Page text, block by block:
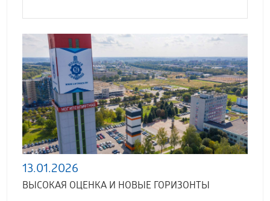
13.01.2026
ВЫСОКАЯ ОЦЕНКА И НОВЫЕ ГОРИЗОНТЫ